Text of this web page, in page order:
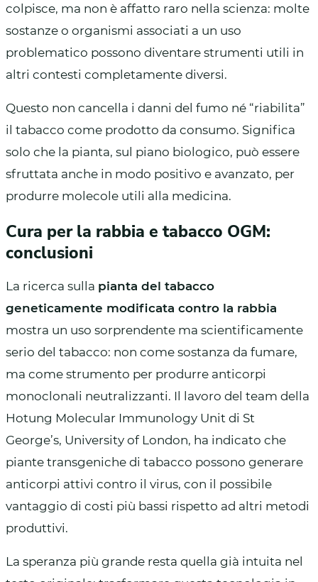
colpisce, ma non è affatto raro nella scienza: molte
sostanze o organismi associati a un uso
problematico possono diventare strumenti utili in
altri contesti completamente diversi.
Questo non cancella i danni del fumo né “riabilita”
il tabacco come prodotto da consumo. Significa
solo che la pianta, sul piano biologico, può essere
sfruttata anche in modo positivo e avanzato, per
produrre molecole utili alla medicina.
Cura per la rabbia e tabacco OGM:
conclusioni
La ricerca sulla pianta del tabacco
geneticamente modificata contro la rabbia
mostra un uso sorprendente ma scientificamente
serio del tabacco: non come sostanza da fumare,
ma come strumento per produrre anticorpi
monoclonali neutralizzanti. Il lavoro del team della
Hotung Molecular Immunology Unit di St
George’s, University of London, ha indicato che
piante transgeniche di tabacco possono generare
anticorpi attivi contro il virus, con il possibile
vantaggio di costi più bassi rispetto ad altri metodi
produttivi.
La speranza più grande resta quella già intuita nel